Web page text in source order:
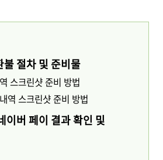
절차 및 준비물
스크린샷 준비 방법
역 스크린샷 준비 방법
이버 페이 결과 확인 및